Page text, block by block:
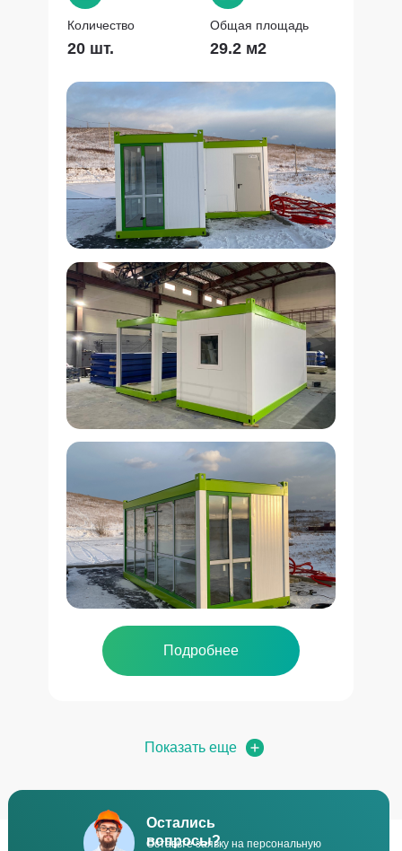
29.2 м2
Общая площадь
20 шт.
Количество
Подробнее
Показать еще
Остались
вопросы?
Оставьте заявку на персональную